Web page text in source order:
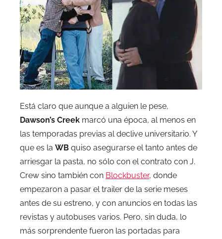
Está claro que aunque a alguien le pese,
Dawson’s Creek marcó una época, al menos en
las temporadas previas al declive universitario. Y
que es la WB quiso asegurarse el tanto antes de
arriesgar la pasta, no sólo con el contrato con J.
Crew sino también con Blockbuster, donde
empezaron a pasar el trailer de la serie meses
antes de su estreno, y con anuncios en todas las
revistas y autobuses varios. Pero, sin duda, lo
más sorprendente fueron las portadas para